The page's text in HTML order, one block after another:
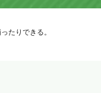
たりできる。